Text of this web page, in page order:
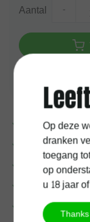
Aantal
Voor17:00uur
1 jaar
100%
Gratis
Meer
Op deze
dranken
toegang
op
u 18 jaar
Thanks